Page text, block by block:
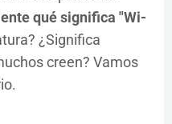
qué significa "Wi-
¿Significa
creen? Vamos